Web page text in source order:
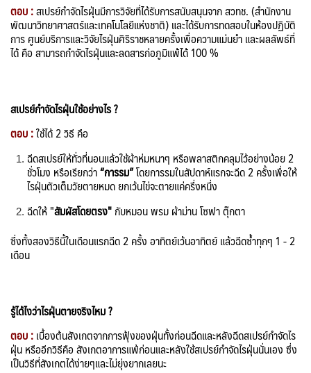
ตอบ :สเปรย์กำจัดไรฝุ่นมีการวิจัยที่ได้รับการสนับสนุนจาก สวทช. (สำนักงาน
พัฒนาวิทยาศาสตร์และเทคโนโลยีแห่งชาติ) และได้รับการทดสอบในห้องปฏิบัติ
การ ศูนย์บริการและวิจัยไรฝุ่นศิริราชหลายครั้งเพื่อความแม่นยำ และผลลัพธ์ที่
ได้ คือ สามารถกำจัดไรฝุ่นและลดสารก่อภูมิแพ้ได้ 100 %
สเปรย์กำจัดไรฝุ่นใช้อย่างไร ?
ตอบ :ใช้ได้ 2 วิธี คือ
ฉีดสเปรย์ให้ทั่วที่นอนแล้วใช้ผ้าห่มหนาๆ หรือพลาสติกคลุมไว้อย่างน้อย 2
ชั่วโมง หรือเรียกว่า“การรม”โดยการรมในสัปดาห์แรกจะฉีด 2 ครั้งเพื่อให้
ไรฝุ่นตัวเต็มวัยตายหมด ยกเว้นไข่จะตายแค่ครึ่งหนึ่ง
ฉีดให้ "สัมผัสโดยตรง"กับหมอน พรม ผ้าม่าน โซฟา ตุ๊กตา
ซึ่งทั้งสองวิธีนี้ในเดือนแรกฉีด 2 ครั้ง อาทิตย์เว้นอาทิตย์ แล้วฉีดซ้ำทุกๆ 1 - 2
เดือน
รู้ได้ไงว่าไรฝุ่นตายจริงไหม ?
ตอบ :เบื้องต้นสังเกตจากการฟุ้งของฝุ่นทั้งก่อนฉีดและหลังฉีดสเปรย์กำจัดไร
ฝุ่น หรืออีกวิธีคือ สังเกตอาการแพ้ก่อนและหลังใช้สเปรย์กำจัดไรฝุ่นนั่นเอง ซึ่ง
เป็นวิธีที่สังเกตได้ง่ายๆและไม่ยุ่งยากเลยนะ